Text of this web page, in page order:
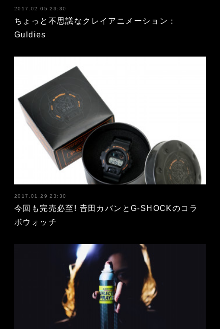
2017.02.05 23:30
ちょっと不思議なクレイアニメーション：
Guldies
2017.01.29 23:30
今回も完売必至! 𠮷田カバンとG-SHOCKのコラ
ボウォッチ